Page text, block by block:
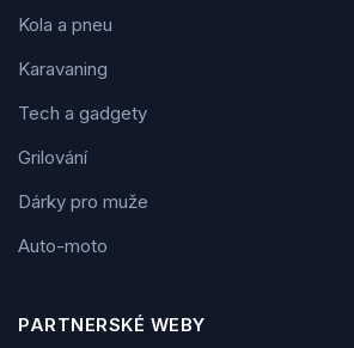
Kola a pneu
Karavaning
Tech a gadgety
Grilování
Dárky pro muže
Auto-moto
PARTNERSKÉ WEBY